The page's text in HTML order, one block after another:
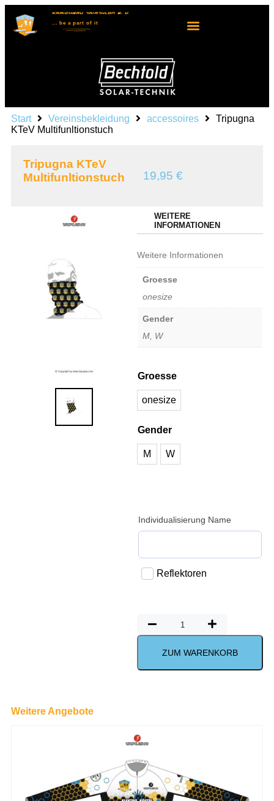
KRAICHGAU TRIATHLON E. V.
... bea part of it
Start Vereinsbekleidung accessoires
Tripugna
KTeV Multifunltionstuch
Tripugna KTeV
Multifunltionstuch
19,95 €
WEITERE
INFORMATIONEN
Weitere Informationen
Groesse
onesize
Gender
M, W
Groesse
onesize
Gender
M W
Individualisierung Name
Reflektoren
ZUM WARENKORB
Weitere Angebote